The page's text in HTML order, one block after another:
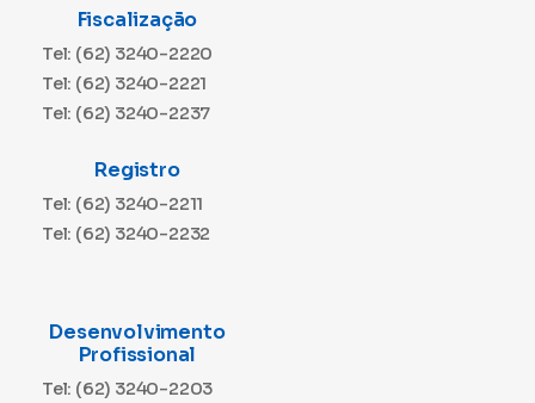
Fiscalização
Tel: (62) 3240-2220
Tel: (62) 3240-2221
Tel: (62) 3240-2237
Registro
Tel: (62) 3240-2211
Tel: (62) 3240-2232
Desenvolvimento
Profissional
Tel: (62) 3240-2203